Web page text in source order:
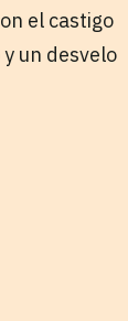
el castigo
un desvelo